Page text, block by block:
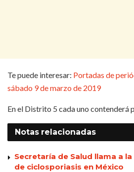
Te puede interesar: Portadas de
sábado 9 de marzo de 2019
En el Distrito 5 cada uno contenderá
Notas relacionadas
Secretaría de Salud llama a
de ciclosporiasis en México